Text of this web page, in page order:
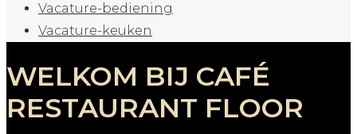
Vacature-bediening
Vacature-keuken
WELKOM BIJ CAFÉ
RESTAURANT FLOOR